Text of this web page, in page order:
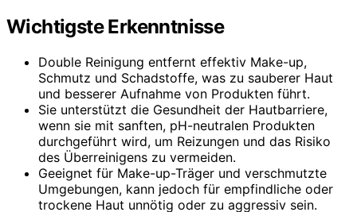
Wichtigste Erkenntnisse
Double Reinigung entfernt effektiv Make-up,
Schmutz und Schadstoffe, was zu sauberer Haut
und besserer Aufnahme von Produkten führt.
Sie unterstützt die Gesundheit der Hautbarriere,
wenn sie mit sanften, pH-neutralen Produkten
durchgeführt wird, um Reizungen und das Risiko
des Überreinigens zu vermeiden.
Geeignet für Make-up-Träger und verschmutzte
Umgebungen, kann jedoch für empfindliche oder
trockene Haut unnötig oder zu aggressiv sein.